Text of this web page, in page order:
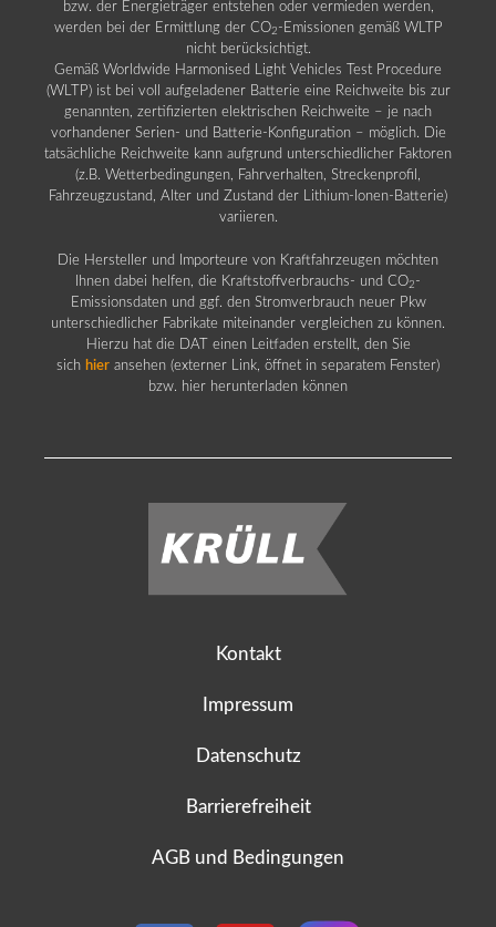
bzw. der Energieträger entstehen oder vermieden werden,
werden bei der Ermittlung der CO2 -Emissionen gemäß WLTP
nicht berücksichtigt.
Gemäß Worldwide Harmonised Light Vehicles Test Procedure
(WLTP) ist bei voll aufgeladener Batterie eine Reichweite bis zur
genannten, zertifizierten elektrischen Reichweite – je nach
vorhandener Serien- und Batterie-Konfiguration – möglich. Die
tatsächliche Reichweite kann aufgrund unterschiedlicher Faktoren
(z.B. Wetterbedingungen, Fahrverhalten, Streckenprofil,
Fahrzeugzustand, Alter und Zustand der Lithium-Ionen-Batterie)
variieren.
Die Hersteller und Importeure von Kraftfahrzeugen möchten
Ihnen dabei helfen, die Kraftstoffverbrauchs- und CO2 -
Emissionsdaten und ggf. den Stromverbrauch neuer Pkw
unterschiedlicher Fabrikate miteinander vergleichen zu können.
Hierzu hat die DAT einen Leitfaden erstellt, den Sie
sich hier ansehen (externer Link, öffnet in separatem Fenster)
bzw. hier herunterladen können
Kontakt
Impressum
Datenschutz
Barrierefreiheit
AGB und Bedingungen